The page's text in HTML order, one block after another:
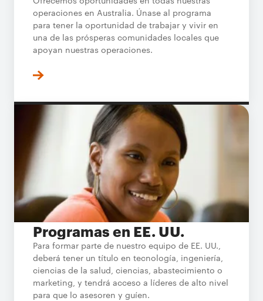
operaciones en Australia. Únase al programa
para tener la oportunidad de trabajar y vivir en
una de las prósperas comunidades locales que
apoyan nuestras operaciones.
Programas en EE. UU.
Para formar parte de nuestro equipo de EE. UU.,
deberá tener un título en tecnología, ingeniería,
ciencias de la salud, ciencias, abastecimiento o
marketing, y tendrá acceso a líderes de alto nivel
para que lo asesoren y guíen.